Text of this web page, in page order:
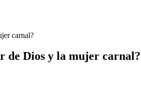
carnal?
de Dios y la mujer carnal?